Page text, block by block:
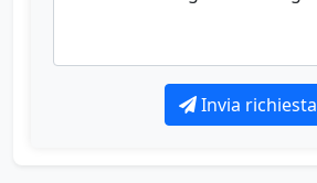
Invia richiesta